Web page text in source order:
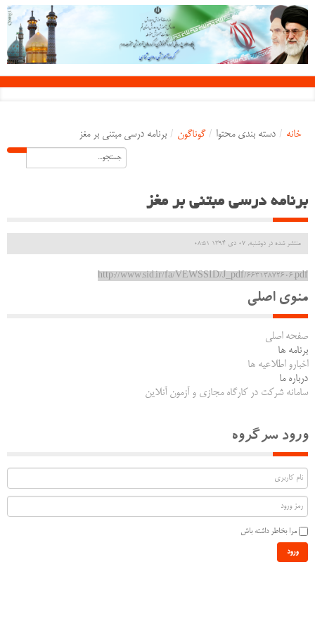
خانه / دسته بندی محتوا / گوناگون / ﺑﺮﻧﺎﻣﻪ درﺳﯽ ﻣﺒﺘﻨﯽ ﺑﺮ ﻣﻐﺰ
ﺑﺮﻧﺎﻣﻪ درﺳﯽ ﻣﺒﺘﻨﯽ ﺑﺮ ﻣﻐﺰ
منتشر شده در دوشنبه, 07 دی 1394 08:51
http://www.sid.ir/fa/VEWSSID/J_pdf/66313872606.pdf
منوی اصلی
صفحه اصلی
برنامه ها
اخبارو اطلاعیه ها
درباره ما
سامانه شرکت در کارگاه مجازی و آزمون آنلاین
ورود سرگروه
مرا بخاطر داشته باش
ورود